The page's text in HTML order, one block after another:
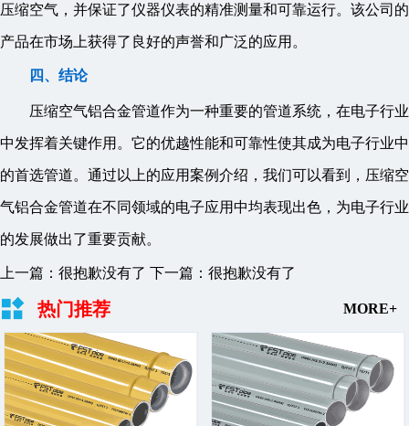
压缩空气，并保证了仪器仪表的精准测量和可靠运行。该公司的
产品在市场上获得了良好的声誉和广泛的应用。
四、结论
压缩空气铝合金管道作为一种重要的管道系统，在电子行业
中发挥着关键作用。它的优越性能和可靠性使其成为电子行业中
的首选管道。通过以上的应用案例介绍，我们可以看到，压缩空
气铝合金管道在不同领域的电子应用中均表现出色，为电子行业
的发展做出了重要贡献。
上一篇：很抱歉没有了 下一篇：很抱歉没有了
热门推荐 MORE+